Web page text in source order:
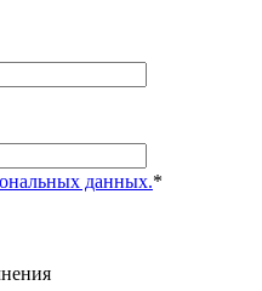
данных.*